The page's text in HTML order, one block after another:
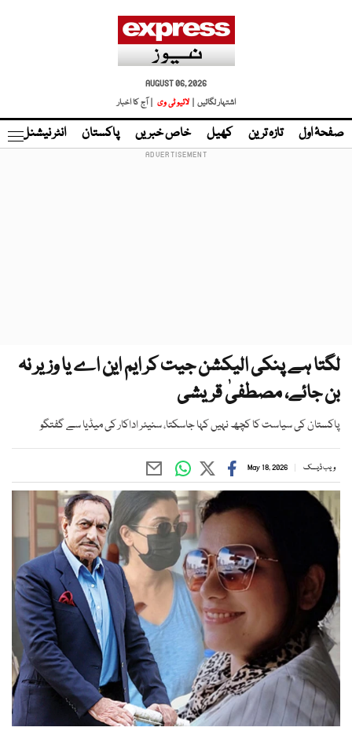
AUGUST 06, 2026
اشتہار لگائیں |
لائیو ٹی وی | آج کا اخبار
صفحۂ اول تازہ ترین کھیل خاص خبریں پاکستان انٹر نیشنل
لگتا ہے پنکی الیکشن جیت کر ایم این اے یا وزیر نہ
بن جائے، مصطفیٰ قریشی
پاکستان کی سیاست کا کچھ نہیں کہا جاسکتا، سنیئر اداکار کی میڈیا سے گفتگو
ویب ڈیسک May 18, 2026